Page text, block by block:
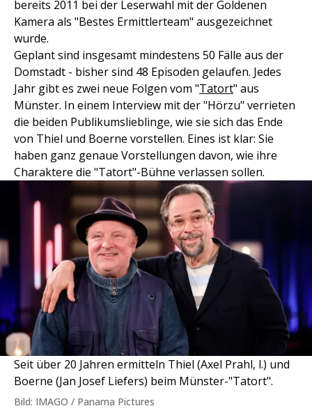
bereits 2011 bei der Leserwahl mit der Goldenen
Kamera als "Bestes Ermittlerteam" ausgezeichnet
wurde.
Geplant sind insgesamt mindestens 50 Fälle aus der
Domstadt - bisher sind 48 Episoden gelaufen. Jedes
Jahr gibt es zwei neue Folgen vom "Tatort" aus
Münster. In einem Interview mit der "Hörzu" verrieten
die beiden Publikumslieblinge, wie sie sich das Ende
von Thiel und Boerne vorstellen. Eines ist klar: Sie
haben ganz genaue Vorstellungen davon, wie ihre
Charaktere die "Tatort"-Bühne verlassen sollen.
Seit über 20 Jahren ermitteln Thiel (Axel Prahl, l.) und
Boerne (Jan Josef Liefers) beim Münster-"Tatort".
Bild: IMAGO / Panama Pictures